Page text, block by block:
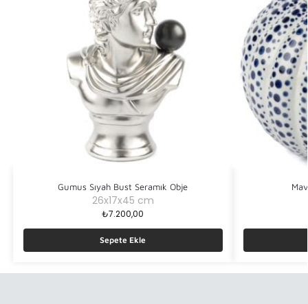
Gumus Sıyah Bust Seramık Obje
26x17x45 cm
₺7.200,00
Sepete Ekle